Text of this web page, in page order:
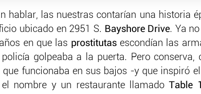
hablar, las nuestras contarían una historia
ubicado en 2951 S. Bayshore Drive. Ya
en que las prostitutasescondían las
golpeaba a la puerta. Pero conserva,
funcionaba en sus bajos -y que inspiró el
nombre y un restaurante llamadoTable